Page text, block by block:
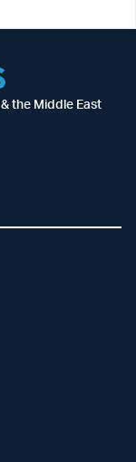
the Middle East